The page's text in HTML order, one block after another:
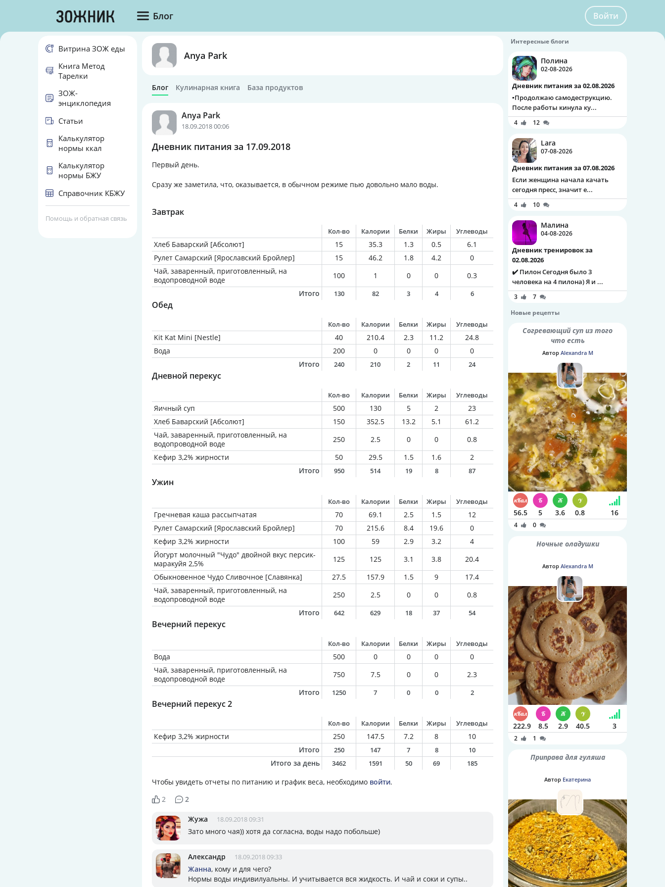
Блог Войти
Anya Park
Блог Кулинарная книга База продуктов
Anya Park
18.09.2018 00:06
Дневник питания за 17.09.2018
Первый день.
Сразу же заметила, что, оказывается, в обычном режиме пью довольно мало воды.
Завтрак
Кол-во Калории Белки Жиры Углеводы
Хлеб Баварский [Абсолют] 15 35.3 1.3 0.5
6.1
Рулет Самарский [Ярославский Бройлер]
15 46.2 1.8 4.2
0
Чай, заваренный, приготовленный, на
водопроводной воде
100 1 0 0
0.3
Итого
130 82 3 4 6
Обед
Кол-во Калории Белки Жиры Углеводы
Kit Kat Mini [Nestle] 40 210.4 2.3 11.2
24.8
Вода
200 0 0 0
0
Итого
240 210 2 11 24
Дневной перекус
Кол-во Калории Белки Жиры Углеводы
Яичный суп 500 130 5 2
23
Хлеб Баварский [Абсолют]
150 352.5 13.2 5.1
61.2
Чай, заваренный, приготовленный, на
водопроводной воде
250 2.5 0 0
0.8
Кефир 3,2% жирности
50 29.5 1.5 1.6
2
Итого
950 514 19 8 87
Ужин
Кол-во Калории Белки Жиры Углеводы
Гречневая каша рассыпчатая 70 69.1 2.5 1.5
12
Рулет Самарский [Ярославский Бройлер]
70 215.6 8.4 19.6
0
Кефир 3,2% жирности
100 59 2.9 3.2
4
Йогурт молочный "Чудо" двойной вкус персик-
маракуйя 2,5%
125 125 3.1 3.8
20.4
Обыкновенное Чудо Сливочное [Славянка]
27.5 157.9 1.5 9
17.4
Чай, заваренный, приготовленный, на
водопроводной воде
250 2.5 0 0
0.8
Итого
642 629 18 37 54
Вечерний перекус
Кол-во Калории Белки Жиры Углеводы
Вода 500 0 0 0
0
Чай, заваренный, приготовленный, на
водопроводной воде
750 7.5 0 0
2.3
Итого
1250 7 0 0 2
Вечерний перекус 2
Кол-во Калории Белки Жиры Углеводы
Кефир 3,2% жирности 250 147.5 7.2 8
10
Итого
250 147 7 8 10
Итого за день 3462 1591 50 69 185
Чтобы увидеть отчеты по питанию и график веса, необходимо войти.
2
2
Жужа 18.09.2018 09:31
Зато много чая)) хотя да согласна, воды надо побольше)
Александр 18.09.2018 09:33
Жанна, кому и для чего?
Нормы воды индивилуальны. И учитывается вся жидкость. И чай и соки и супы..
Витрина ЗОЖ еды
Книга Метод
Тарелки
ЗОЖ-
энциклопедия
Статьи
Калькулятор
нормы ккал
Калькулятор
нормы БЖУ
Справочник КБЖУ
Помощь и обратная связь
Интересные блоги
Полина
02-08-2026
Дневник питания за 02.08.2026
▪️Продолжаю самодеструкцию.
После работы кинула ку...
4 12
Lara
07-08-2026
Дневник питания за 07.08.2026
Если женщина начала качать
сегодня пресс, значит е...
4 10
Малина
04-08-2026
Дневник тренировок за
02.08.2026
✔️ Пилон Сегодня было 3
человека на 4 пилона) Я и ...
3
7
Новые рецепты
Согревающий суп из того
что есть
Автор Alexandra M
56.5 5 3.6 0.8 16
4 0
Ночные оладушки
Автор Alexandra M
222.9 8.5 2.9 40.5 3
2 1
Приправа для гуляша
Автор Екатерина